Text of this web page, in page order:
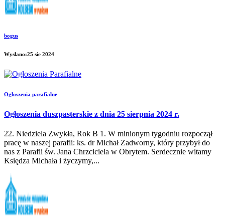
bogus
Wysłano:25 sie 2024
Ogłoszenia parafialne
Ogłoszenia duszpasterskie z dnia 25 sierpnia 2024 r.
22. Niedziela Zwykła, Rok B 1. W minionym tygodniu rozpoczął
pracę w naszej parafii: ks. dr Michał Zadworny, który przybył do
nas z Parafii św. Jana Chrzciciela w Obrytem. Serdecznie witamy
Księdza Michała i życzymy,...